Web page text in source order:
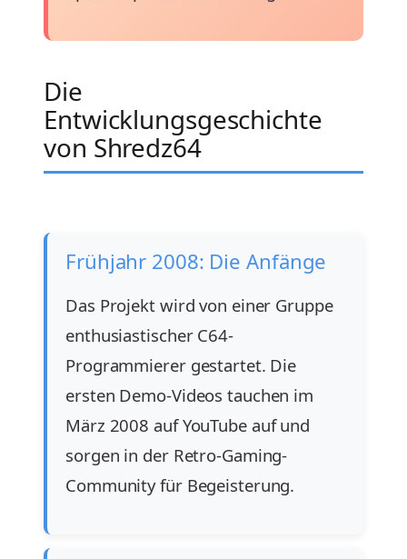
Die
Entwicklungsgeschichte
von Shredz64
Frühjahr 2008: Die Anfänge
Das Projekt wird von einer Gruppe
enthusiastischer C64-
Programmierer gestartet. Die
ersten Demo-Videos tauchen im
März 2008 auf YouTube auf und
sorgen in der Retro-Gaming-
Community für Begeisterung.